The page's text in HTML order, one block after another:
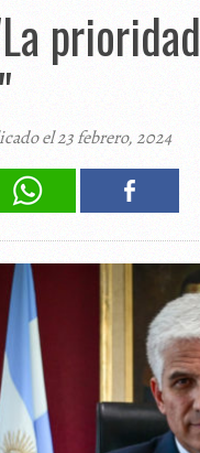
el 23 febrero, 2024